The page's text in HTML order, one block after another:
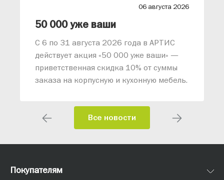
06 августа 2026
50 000 уже ваши
С 6 по 31 августа 2026 года в АРТИС
действует акция «50 000 уже ваши» —
приветственная скидка 10% от суммы
заказа на корпусную и кухонную мебель.
Все новости
Покупателям